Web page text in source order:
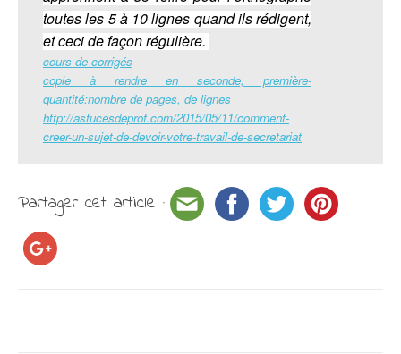
toutes les 5 à 10 lignes quand ils rédigent,
et ceci de façon régulière.
cours de corrigés
copie à rendre en seconde, première-
quantité:nombre de pages, de lignes
http://astucesdeprof.com/2015/05/11/comment-
creer-un-sujet-de-devoir-votre-travail-de-secretariat
Partager cet article :